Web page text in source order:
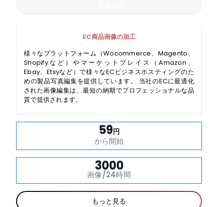
EC商品画像の加工
様々なプラットフォーム（Wocommerce、Magento、
Shopifyなど）やマーケットプレイス（Amazon、
Ebay、Etsyなど）で様々なECビジネスホスティングのた
めの製品写真編集を提供しています。 当社のECに最適化
された画像編集は、最短の納期でプロフェッショナルな品
質で提供されます。
59円
から開始
3000
画像/24時間
もっと見る